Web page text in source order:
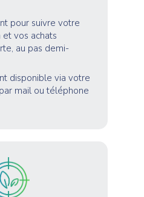
pour suivre votre
vos achats
au pas demi-
disponible via votre
mail ou téléphone